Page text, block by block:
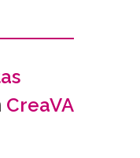
CreaVA